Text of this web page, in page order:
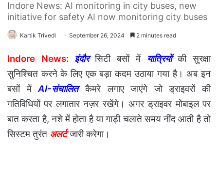
Indore News: AI monitoring in city buses, new
initiative for safety AI now monitoring city buses
Kartik Trivedi September 26, 2024 2 minutes read
Indore News: इंदौरसिटी बसों में यात्रियोंकी सुरक्षा
सुनिश्चित करने के लिए एक बड़ा कदम उठाया गया है। अब इन
बसों मेंAI-संचालितकैमरे लगाए जाएंगे जो ड्राइवरों की
गतिविधियों पर लगातार नज़र रखेंगे। अगर ड्राइवर मोबाइल पर
बात करता है, नशे में होता है या गाड़ी चलाते समय नींद आती है तो
सिस्टम तुरंत अलर्टजारी करेगा।